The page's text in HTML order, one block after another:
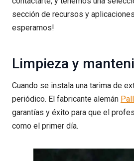
sección de recursos y
esperamos!
Limpieza y
Cuando se instala una tarima de
periódico. El fabricante alemán
garantías y éxito para que el
como el primer día.